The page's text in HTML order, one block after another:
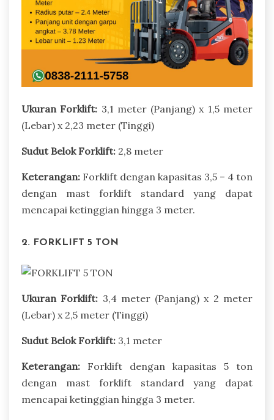
Ukuran Forklift: 3,1 meter (Panjang) x 1,5 meter
(Lebar) x 2,23 meter (Tinggi)
Sudut Belok Forklift: 2,8 meter
Keterangan: Forklift dengan kapasitas 3,5 – 4 ton
dengan mast forklift standard yang dapat
mencapai ketinggian hingga 3 meter.
2. FORKLIFT 5 TON
Ukuran Forklift: 3,4 meter (Panjang) x 2 meter
(Lebar) x 2,5 meter (Tinggi)
Sudut Belok Forklift: 3,1 meter
Keterangan: Forklift dengan kapasitas 5 ton
dengan mast forklift standard yang dapat
mencapai ketinggian hingga 3 meter.